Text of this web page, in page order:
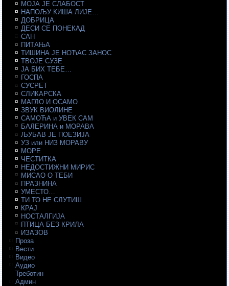
МОЈА ЈЕ СЛАБОСТ
НАПОЉУ КИША ЛИЈЕ…
ДОБРИЦА
ДЕСИ СЕ ПОНЕКАД
САН
ПИТАЊА
ТИШИНА ЈЕ НОЋАС ЗАНОС
ТВОЈЕ СУЗЕ
ЈА БИХ ТЕБЕ…
ГОСПА
СУСРЕТ
СЛИКАРСКА
МАГЛО И ОСАМО
ЗВУК ВИОЛИНЕ
САМОЋА и УВЕК САМ
БАЛЕРИНА и МОРАВА
ЉУБАВ ЈЕ ПОЕЗИЈА
УЗ или НИЗ МОРАВУ
МОРЕ
ЧЕСТИТКА
НЕДОСТИЖНИ МИРИС
МИСАО О ТЕБИ
ПРАЗНИНА
УМЕСТО…
ТИ ТО НЕ СЛУТИШ
КРАЈ
НОСТАЛГИЈА
ПТИЦА БЕЗ КРИЛА
ИЗАЗОВ
Проза
Вести
Видео
Аудио
Треботин
Админ